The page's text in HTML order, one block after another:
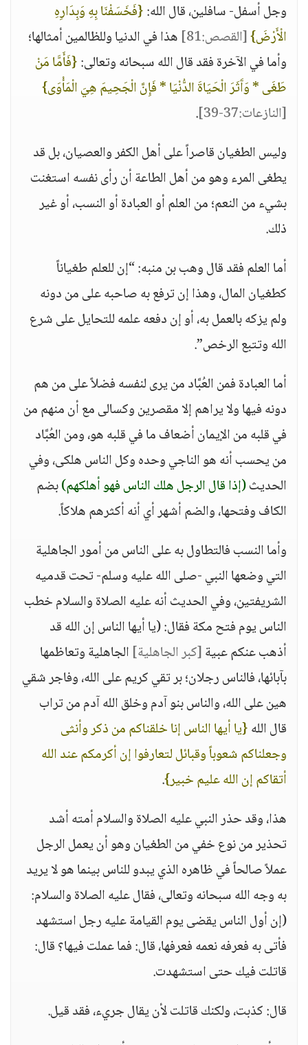
وجل أسفل- سافلين، قال الله:{فَخَسَفْنَا بِهِ وَبِدَارِهِ
الْأَرْضَ}[القصص:81]
هذا في الدنيا وللظالمين أمثالها؛
وأما في الآخرة فقد قال الله سبحانه وتعالى:{فَأَمَّا مَنْ
طَغَى * وَآَثَرَ الْحَيَاةَ الدُّنْيَا * فَإِنَّ الْجَحِيمَ هِيَ الْمَأْوَى}
[النازعات:37-39]
.
وليس الطغيان قاصراً على أهل الكفر والعصيان، بل قد
يطغى المرء وهو من أهل الطاعة أن رأى نفسه استغنت
بشيء من النعم؛ من العلم أو العبادة أو النسب، أو غير
ذلك.
أما العلم فقد قال وهب بن منبه: “إن للعلم طغياناً
كطغيان المال، وهذا إن ترفع به صاحبه على من دونه
ولم يزكه بالعمل به، أو إن دفعه علمه للتحايل على شرع
الله وتتبع الرخص”.
أما العبادة فمن العُبَّاد من يرى لنفسه فضلاً على من هم
دونه فيها ولا يراهم إلا مقصرين وكسالى مع أن منهم من
في قلبه من الإيمان أضعاف ما في قلبه هو، ومن العُبَّاد
من يحسب أنه هو الناجي وحده وكل الناس هلكى، وفي
الحديث(إذا قال الرجل هلك الناس فهو أهلكهم)بضم
الكاف وفتحها، والضم أشهر أي أنه أكثرهم هلاكاً.
وأما النسب فالتطاول به على الناس من أمور الجاهلية
التي وضعها النبي -صلى الله عليه وسلم- تحت قدميه
الشريفتين، وفي الحديث أنه عليه الصلاة والسلام خطب
الناس يوم فتح مكة فقال: (يا أيها الناس إن الله قد
أذهب عنكم عبية[كبر الجاهلية] الجاهلية وتعاظمها
بآبائها، فالناس رجلان؛ بر تقي كريم على الله، وفاجر شقي
هين على الله، والناس بنو آدم وخلق الله آدم من تراب
قال الله{يا أيها الناس إنا خلقناكم من ذكر وأنثى
وجعلناكم شعوباً وقبائل لتعارفوا إن أكرمكم عند الله
أتقاكم إن الله عليم خبير}.
هذا، وقد حذر النبي عليه الصلاة والسلام أمته أشد
تحذير من نوع خفي من الطغيان وهو أن يعمل الرجل
عملاً صالحاً في ظاهره الذي يبدو للناس بينما هو لا يريد
به وجه الله سبحانه وتعالى، فقال عليه الصلاة والسلام:
(إن أول الناس يقضى يوم القيامة عليه رجل استشهد
فأتى به فعرفه نعمه فعرفها، قال: فما عملت فيها؟ قال:
قاتلت فيك حتى استشهدت.
قال: كذبت، ولكنك قاتلت لأن يقال جريء، فقد قيل.